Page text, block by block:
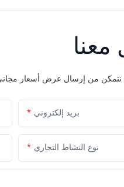
بريد إلكتروني
نوع النشاط التجاري